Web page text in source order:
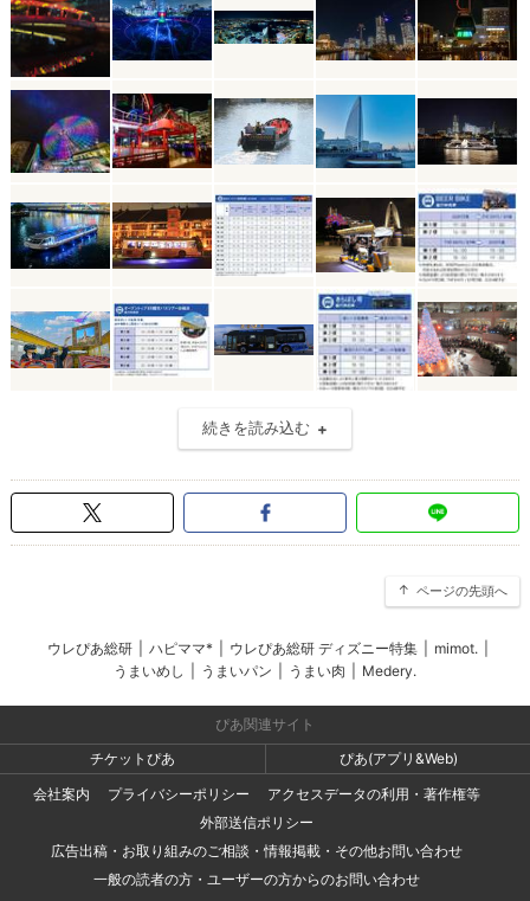
続きを読み込む
ページの先頭へ
ウレぴあ総研 ハピママ* ウレぴあ総研 ディズニー特集 mimot.
うまいめし
うまいパン うまい肉 Medery.
ぴあ関連サイト
チケットぴあ
ぴあ(アプリ&Web)
会社案内
プライバシーポリシー
アクセスデータの利用・著作権等
外部送信ポリシー
広告出稿・お取り組みのご相談・情報掲載・その他お問い合わせ
一般の読者の方・ユーザーの方からのお問い合わせ